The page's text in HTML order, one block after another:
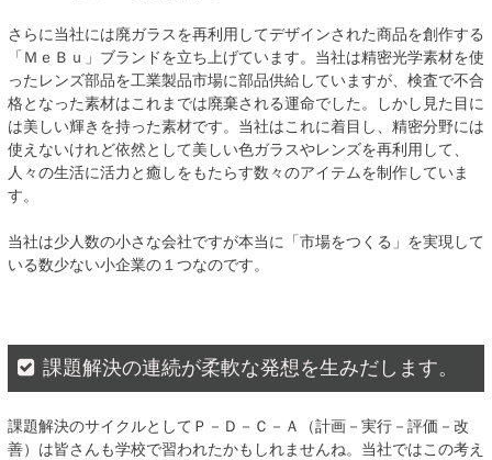
さらに当社には廃ガラスを再利用してデザインされた商品を創作する
「ＭｅＢｕ」ブランドを立ち上げています。当社は精密光学素材を使
ったレンズ部品を工業製品市場に部品供給していますが、検査で不合
格となった素材はこれまでは廃棄される運命でした。しかし見た目に
は美しい輝きを持った素材です。当社はこれに着目し、精密分野には
使えないけれど依然として美しい色ガラスやレンズを再利用して、
人々の生活に活力と癒しをもたらす数々のアイテムを制作していま
す。
当社は少人数の小さな会社ですが本当に「市場をつくる」を実現して
いる数少ない小企業の１つなのです。
課題解決の連続が柔軟な発想を生みだします。
課題解決のサイクルとしてＰ－Ｄ－Ｃ－Ａ（計画－実行－評価－改
善）は皆さんも学校で習われたかもしれませんね。当社ではこの考え